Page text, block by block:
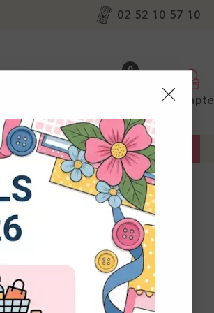
02 52 10 57 10
0
Compte
BONNES AFFAIRES
deers
avis !
nos
non
Vous
à droite